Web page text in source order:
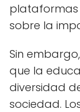
plataformas
sobre la
Sin
que la
diversidad
sociedad.